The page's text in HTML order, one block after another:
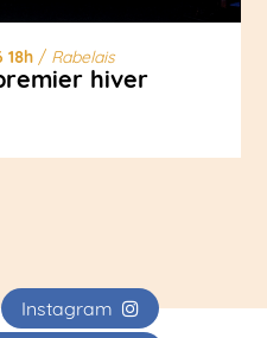
18h/ Rabelais
hiver
Instagram